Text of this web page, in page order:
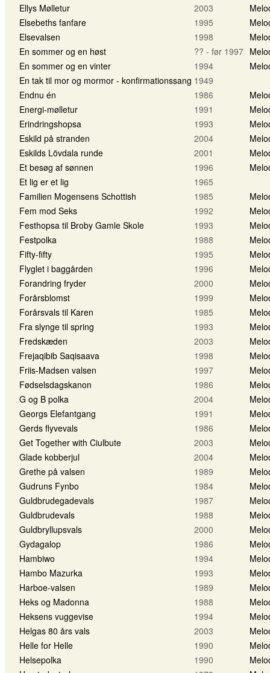
Ellys Mølletur
2003
Elsebeths fanfare
1995
Elsevalsen
1998
En sommer og en høst
?? - før 1997
En sommer og en vinter
1994
En tak til mor og mormor - konfirmationssang 1949
Endnu én
1986
Energi-mølletur
1991
Erindringshopsa
1993
Eskild på stranden
2004
Eskilds Lövdala runde
2001
Et besøg af sønnen
1996
Et lig er et lig
1965
Familien Mogensens Schottish
1985
Fem mod Seks
1992
Festhopsa til Broby Gamle Skole
1993
Festpolka
1988
Fifty-fifty
1995
Flyglet i baggården
1996
Forandring fryder
2000
Forårsblomst
1999
Forårsvals til Karen
1985
Fra slynge til spring
1993
Fredskæden
2003
Frejaqibib Saqisaava
1998
Friis-Madsen valsen
1997
Fødselsdagskanon
1986
G og B polka
2004
Georgs Elefantgang
1991
Gerds flyvevals
1986
Get Together with Ciulbute
2003
Glade kobberjul
2004
Grethe på valsen
1989
Gudruns Fynbo
1984
Guldbrudegadevals
1987
Guldbrudevals
1988
Guldbryllupsvals
2000
Gydagalop
1986
Hambiwo
1994
Hambo Mazurka
1993
Harboe-valsen
1989
Heks og Madonna
1988
Heksens vuggevise
1994
Helgas 80 års vals
2003
Helle for Helle
1990
Helsepolka
1990